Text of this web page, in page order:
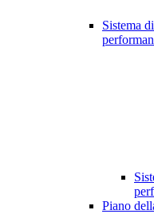
Sistema
Piano